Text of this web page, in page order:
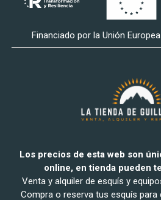
Financiado por la Unión
Los precios de esta web son
online, en tienda pueden
Venta y alquiler de esquís y
Compra o reserva tus esquís para